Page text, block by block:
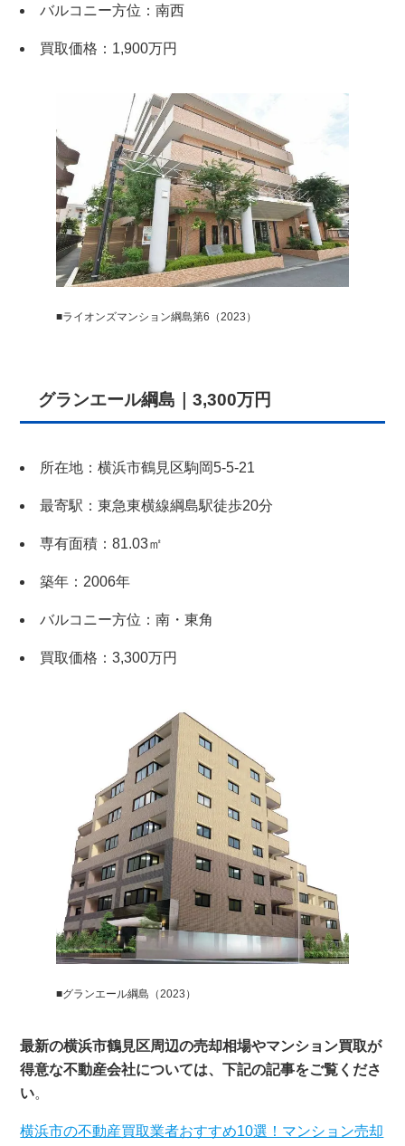
無料査定・売却相談
10時～18時/水曜日定休
東京本社 0120-900-881
バルコニー方位：南西
買取価格：1,900万円
■ライオンズマンション綱島第6（2023）
グランエール綱島｜3,300万円
所在地：横浜市鶴見区駒岡5-5-21
最寄駅：東急東横線綱島駅徒歩20分
専有面積：81.03㎡
築年：2006年
バルコニー方位：南・東角
買取価格：3,300万円
■グランエール綱島（2023）
最新の横浜市鶴見区周辺の売却相場やマンション買取が
得意な不動産会社については、下記の記事をご覧くださ
い。
横浜市の不動産買取業者おすすめ10選！マンション売却